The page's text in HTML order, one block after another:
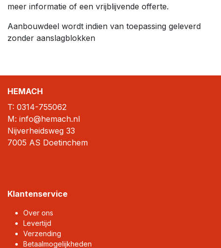
meer informatie of een vrijblijvende offerte.
Aanbouwdeel wordt indien van toepassing geleverd
zonder aanslagblokken
HEMACH
T: 0314-755062
M: info@hemach.nl
Nijverheidsweg 33
7005 AS Doetinchem
Klantenservice
Over ons
Levertijd
Verzending
Betaalmogelijkheden